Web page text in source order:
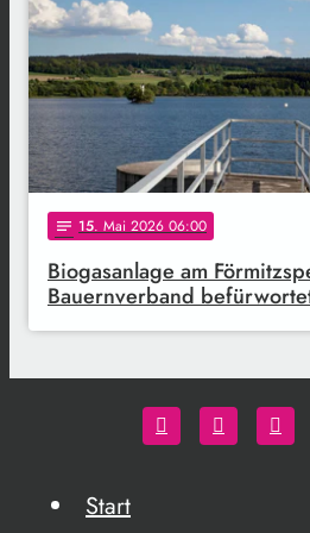
notes 15. Mai 2026 06:00
Biogasanlage am
Bauernverband
Start